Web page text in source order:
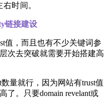
时间。
链接建设
值，而且也有不少关键词参
次去突破就需要开始搭建高
量就行，因为网站有trust值
了。只要domain revelant或